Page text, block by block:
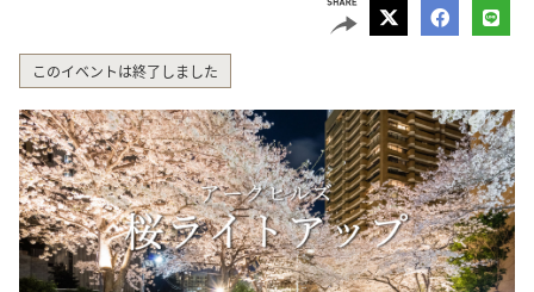
エリアマップ
アクセス
インフォメーション
このイベントは終了しました